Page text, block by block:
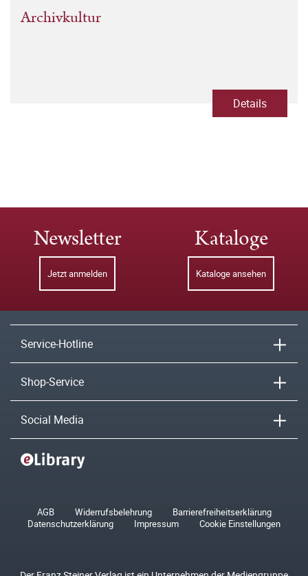
Archivkultur
Details
Newsletter
Jetzt anmelden
Kataloge
Kataloge ansehen
Service-Hotline
Shop-Service
Social Media
AGB Widerrufsbelehrung
Barrierefreiheitserklärung
Datenschutzerklärung
Impressum Cookie Einstellungen